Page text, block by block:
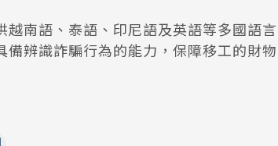
越南語、泰語、印尼語及英語等多國語
備辨識詐騙行為的能力，保障移工的財